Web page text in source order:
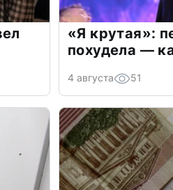
«Я крутая»:
похудела —
4 августа 51